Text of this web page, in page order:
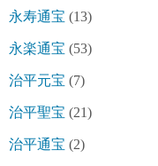
永寿通宝 (13)
永楽通宝 (53)
治平元宝 (7)
治平聖宝 (21)
治平通宝 (2)